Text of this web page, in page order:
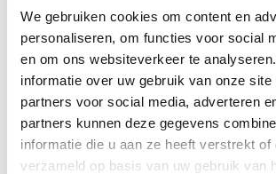
We gebruiken cookies om content en
personaliseren, om functies voor social
en om ons websiteverkeer te
informatie over uw gebruik van onze site
partners voor social media, adverteren
partners kunnen deze gegevens
informatie die u aan ze heeft verstrekt of
verzameld op basis van uw gebruik van
bekleedde anti-slip handgrepen. Ze hebben
sluiting die makkelijk met 1 hand te
Betaal achteraf met Riverty.
Gratis verzenden
vanaf € 60 in België
14
dagen bedenktijd
28 jaar
de tuinspecialist voor